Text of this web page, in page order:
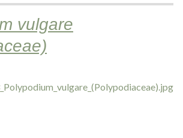
vulgare